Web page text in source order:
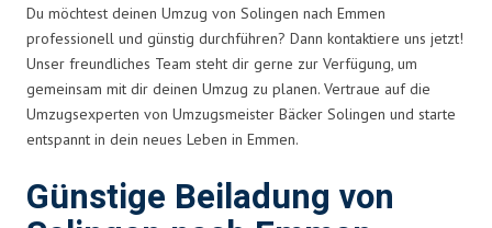
Du möchtest deinen Umzug von Solingen nach Emmen
professionell und günstig durchführen? Dann kontaktiere uns jetzt!
Unser freundliches Team steht dir gerne zur Verfügung, um
gemeinsam mit dir deinen Umzug zu planen. Vertraue auf die
Umzugsexperten von Umzugsmeister Bäcker Solingen und starte
entspannt in dein neues Leben in Emmen.
Günstige Beiladung von